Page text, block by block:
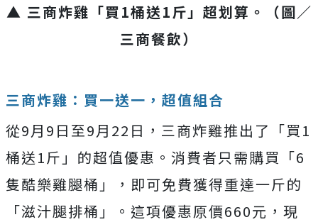
▲ 三商炸雞「買1桶送1斤」超划算。（圖／
三商餐飲）
三商炸雞：買一送一，超值組合
從9月9日至9月22日，三商炸雞推出了「買1
桶送1斤」的超值優惠。消費者只需購買「6
隻酷樂雞腿桶」，即可免費獲得重達一斤的
「滋汁腿排桶」。這項優惠原價660元，現